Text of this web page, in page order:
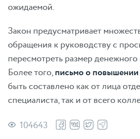
ожидаемой.
Закон предусматривает
обращения к руководству с
пересмотреть размер
Более того,письмо о повышении
быть составлено как от лица
специалиста, так и от всего
104643